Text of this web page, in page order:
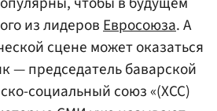
из лидеровЕвросоюза. А
сцене может оказаться
— председатель баварской
социальный союз «(ХСС)